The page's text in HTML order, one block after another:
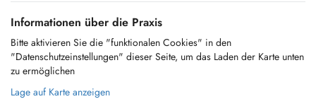
Informationen über die Praxis
Bitte aktivieren Sie die "funktionalen Cookies" in den
"Datenschutzeinstellungen" dieser Seite, um das Laden der Karte unten
zu ermöglichen
Lage auf Karte anzeigen